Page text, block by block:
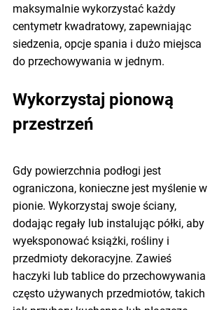
maksymalnie wykorzystać każdy
centymetr kwadratowy, zapewniając
siedzenia, opcje spania i dużo miejsca
do przechowywania w jednym.
Wykorzystaj pionową
przestrzeń
Gdy powierzchnia podłogi jest
ograniczona, konieczne jest myślenie w
pionie. Wykorzystaj swoje ściany,
dodając regały lub instalując półki, aby
wyeksponować książki, rośliny i
przedmioty dekoracyjne. Zawieś
haczyki lub tablice do przechowywania
często używanych przedmiotów, takich